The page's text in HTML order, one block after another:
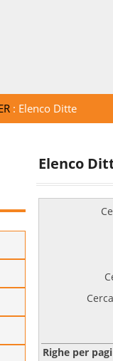
: Elenco Ditte
Elenco
Righe per